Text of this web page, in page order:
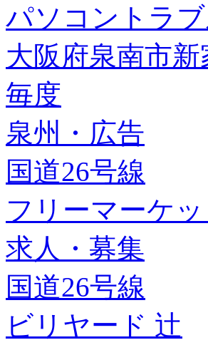
パソコントラ
大阪府泉南市
毎度
泉州・広告
国道26号線
フリーマーケ
求人・募集
国道26号線
ビリヤード 辻